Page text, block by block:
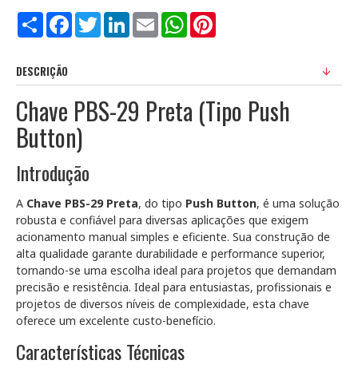
Compartilhar
FacebookTwitterLinkedInEmail WhatsApp
DESCRIÇÃO
Chave PBS-29 Preta (Tipo Push
Button)
Introdução
A Chave PBS-29 Preta, do tipo Push Button, é uma solução
robusta e confiável para diversas aplicações que exigem
acionamento manual simples e eficiente. Sua construção de
alta qualidade garante durabilidade e performance superior,
tornando-se uma escolha ideal para projetos que demandam
precisão e resistência. Ideal para entusiastas, profissionais e
projetos de diversos níveis de complexidade, esta chave
oferece um excelente custo-benefício.
Características Técnicas